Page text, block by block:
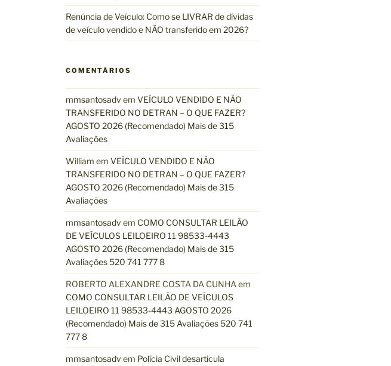
Renúncia de Veículo: Como se LIVRAR de dívidas
de veículo vendido e NÃO transferido em 2026?
COMENTÁRIOS
mmsantosadv em VEÍCULO VENDIDO E NÃO
TRANSFERIDO NO DETRAN – O QUE FAZER?
AGOSTO 2026 (Recomendado) Mais de 315
Avaliações
William em VEÍCULO VENDIDO E NÃO
TRANSFERIDO NO DETRAN – O QUE FAZER?
AGOSTO 2026 (Recomendado) Mais de 315
Avaliações
mmsantosadv em COMO CONSULTAR LEILÃO
DE VEÍCULOS LEILOEIRO 11 98533-4443
AGOSTO 2026 (Recomendado) Mais de 315
Avaliações 520 741 777 8
ROBERTO ALEXANDRE COSTA DA CUNHA em
COMO CONSULTAR LEILÃO DE VEÍCULOS
LEILOEIRO 11 98533-4443 AGOSTO 2026
(Recomendado) Mais de 315 Avaliações 520 741
777 8
mmsantosadv em Polícia Civil desarticula